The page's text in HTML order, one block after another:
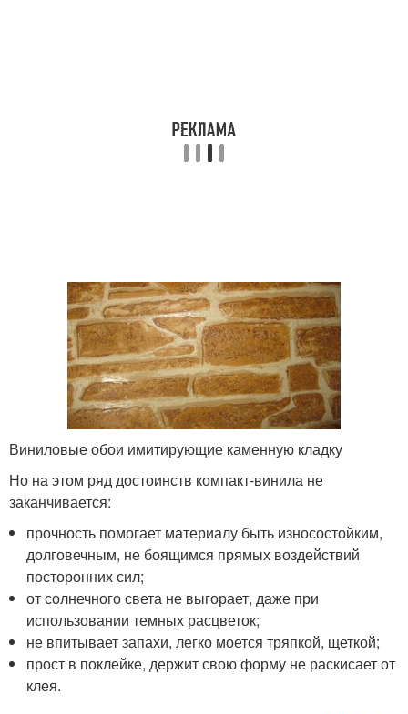
Виниловые обои имитирующие каменную кладку
Но на этом ряд достоинств компакт-винила не
заканчивается:
прочность помогает материалу быть износостойким,
долговечным, не боящимся прямых воздействий
посторонних сил;
от солнечного света не выгорает, даже при
использовании темных расцветок;
не впитывает запахи, легко моется тряпкой, щеткой;
прост в поклейке, держит свою форму не раскисает от
клея.